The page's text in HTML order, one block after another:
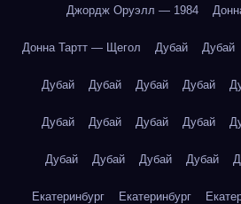
Джордж Оруэлл — 1984
Донна Тартт — Щегол Дубай Дубай
Дубай Дубай Дубай Дубай
Дубай Дубай Дубай Дубай
Дубай Дубай Дубай Дубай
Екатеринбург Екатеринбург